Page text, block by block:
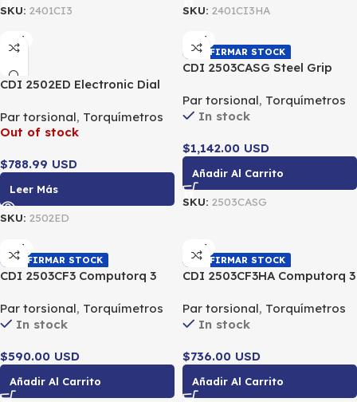
SKU: 2401CI3 SKU: 2401CI3HA
CDI
CDI 2502ED Electronic Dial
250 in Lb / 2.82-28.2 Nm
Par torsional, Torquímetros
Out of stock
$788.99 USD
Leer Más
SKU: 2502ED
CDI
CONFIRMAR STOCK
CDI 2503CASG Steel Grip
1/2″ DR 12.5-250 FT LBS /
16.9-339 Nm
Par torsional, Torquímetros
In stock
$1,142.00 USD
Añadir Al Carrito
SKU: 2503CASG
CDI
CONFIRMAR STOCK
CDI 2503CF3 Computorq 3
1/2″ DR 25-250 LbFt / 33.8-
338 Nm
Par torsional, Torquímetros
In stock
$590.00 USD
Añadir Al Carrito
CDI
CONFIRMAR STOCK
CDI 2503CF3HA Computorq 3
High Accuracy 1/2″ DR 25-
250 LbFt / 33.8-338 Nm
Par torsional, Torquímetros
In stock
$736.00 USD
Añadir Al Carrito